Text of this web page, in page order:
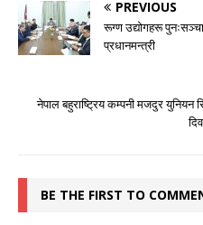
PREVIOUS
रूग्ण उद्योगहरू
प्रधानमन्त्री
नेपाल बहुराष्ट्रिय कम्पनी मजदुर युनियन
BE THE FIRST TO